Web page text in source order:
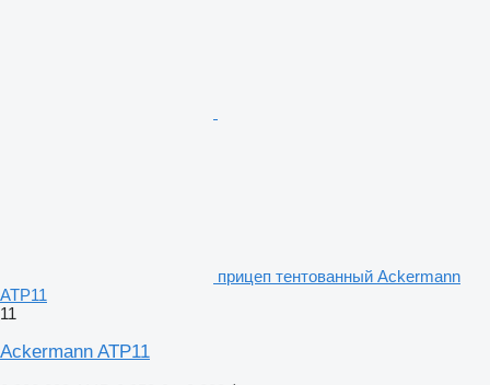
прицеп тентованный Ackermann
ATP11
11
Ackermann ATP11